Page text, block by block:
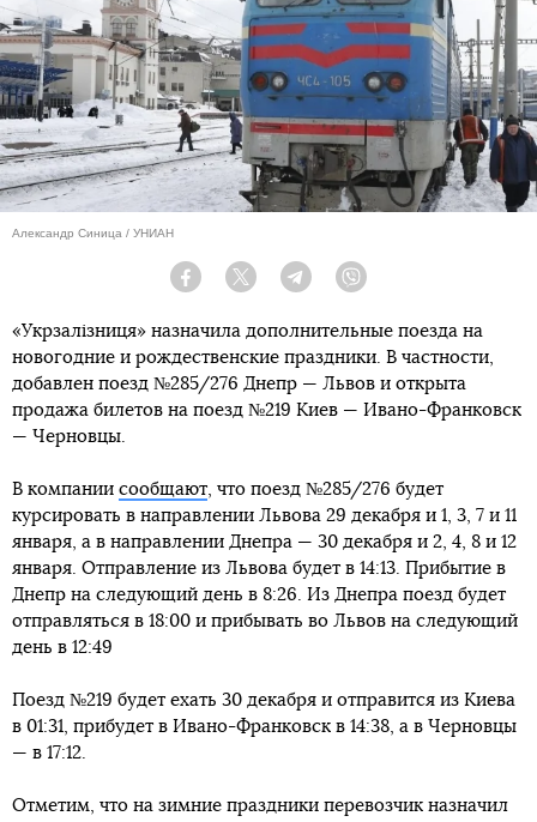
Александр Синица / УНИАН
Facebook Twitter Telegram
«Укрзалізниця» назначила дополнительные поезда на
новогодние и рождественские праздники. В частности,
добавлен поезд №285/276 Днепр — Львов и открыта
продажа билетов на поезд №219 Киев — Ивано-Франковск
— Черновцы.
В компании сообщают, что поезд №285/276 будет
курсировать в направлении Львова 29 декабря и 1, 3, 7 и 11
января, а в направлении Днепра — 30 декабря и 2, 4, 8 и 12
января. Отправление из Львова будет в 14:13. Прибытие в
Днепр на следующий день в 8:26. Из Днепра поезд будет
отправляться в 18:00 и прибывать во Львов на следующий
день в 12:49
Поезд №219 будет ехать 30 декабря и отправится из Киева
в 01:31, прибудет в Ивано-Франковск в 14:38, а в Черновцы
— в 17:12.
Отметим, что на зимние праздники перевозчик назначил